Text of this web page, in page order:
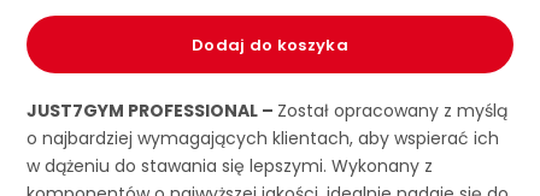
Dodaj do koszyka
JUST7GYM PROFESSIONAL – Został opracowany z myślą
o najbardziej wymagających klientach, aby wspierać ich
w dążeniu do stawania się lepszymi. Wykonany z